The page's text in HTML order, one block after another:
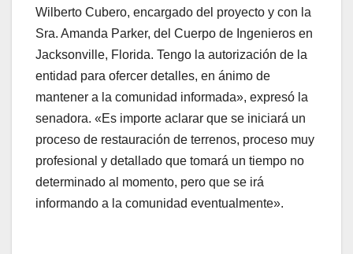
Wilberto Cubero, encargado del proyecto y con la
Sra. Amanda Parker, del Cuerpo de Ingenieros en
Jacksonville, Florida. Tengo la autorización de la
entidad para ofercer detalles, en ánimo de
mantener a la comunidad informada», expresó la
senadora. «Es importe aclarar que se iniciará un
proceso de restauración de terrenos, proceso muy
profesional y detallado que tomará un tiempo no
determinado al momento, pero que se irá
informando a la comunidad eventualmente».